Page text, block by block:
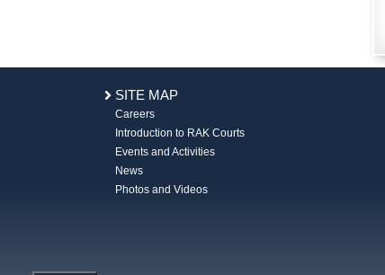
SITE MAP
Careers
Introduction to RAK Courts
Events and Activities
News
Photos and Videos